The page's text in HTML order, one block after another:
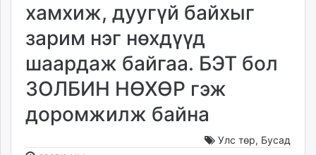
dorgio.mn
Gogo.mn
news.mn
zindaa.mn
tovch.mn
хамхиж, дуугүй байхыг
зарим нэг нөхдүүд
шаардаж байгаа. БЭТ бол
ЗОЛБИН НӨХӨР гэж
доромжилж байна
Улс төр, Бусад